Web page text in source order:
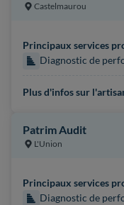
Castelmaurou
Principaux services
Diagnostic de
Plus d'infos sur
Patrim Audit
L'Union
Principaux services
Diagnostic de